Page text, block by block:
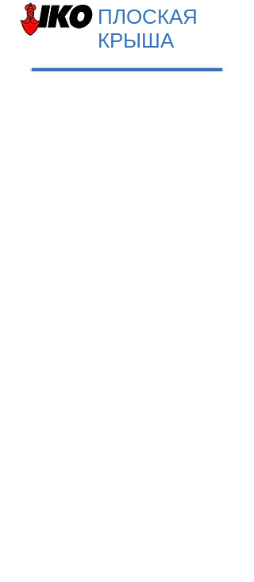
ПЛОСКАЯ
КРЫША